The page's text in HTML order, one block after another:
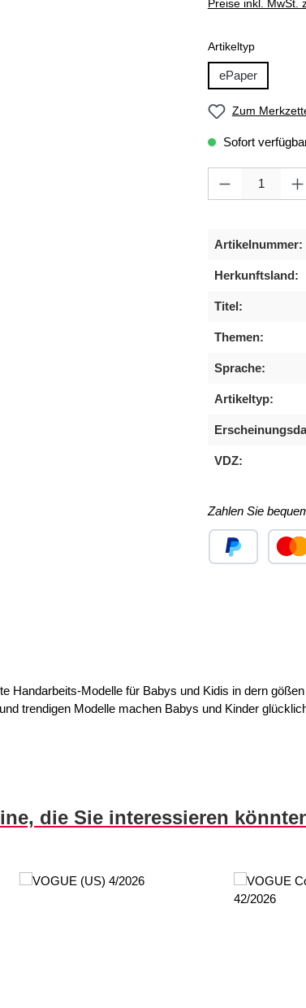
Preise inkl. MwSt.
Artikeltypauswählen
ePaper
Zum
Sofort
Produkt Anzahl:
Artikelnummer:
Herkunftsland:
Titel:
Themen:
Sprache:
Artikeltyp:
VDZ:
Zahlen Sie
Handarbeits-Modelle für Babys und Kidis in dern
trendigen Modelle machen Babys und Kinder
die Sie interessieren